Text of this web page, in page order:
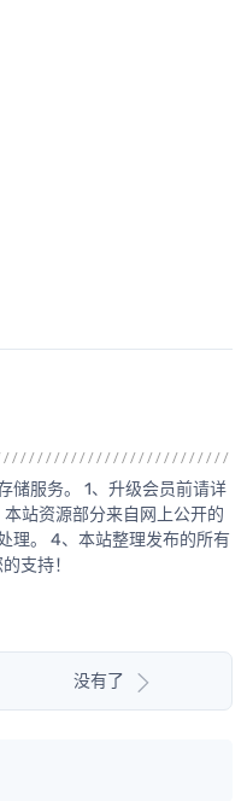
储服务。 1、升级会员前请详
站资源部分来自网上公开的
理。 4、本站整理发布的所有
支持！
没有了